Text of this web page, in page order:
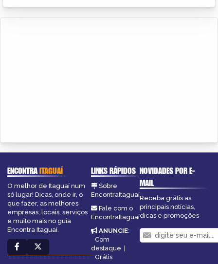
ENCONTRAITAGUAÍ
O melhor de Itaguaí num
só lugar! Dicas, onde ir, o
que fazer, as melhores
empresas, locais, serviços
e muito mais no guia
Encontra Itaguaí.
LINKS RÁPIDOS
Sobre
EncontraItaguaí
Fale com o
EncontraItaguaí
ANUNCIE:
Com
destaque |
Grátis
NOVIDADES POR E-
MAIL
Receba grátis as
principais notícias,
dicas e promoções